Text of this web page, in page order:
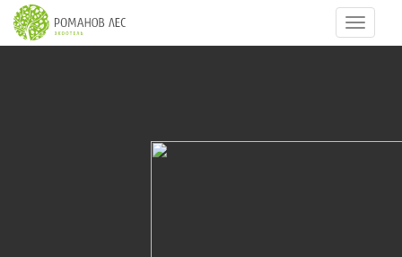
из 18